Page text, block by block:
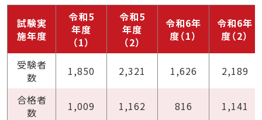
試験実
施年度
令和5
年度
（1）
令和5
年度
（2）
令和6年
度（1）
令和6年
度（2）
受験者
数
1,850 2,321 1,626 2,189
合格者
数
1,009 1,162 816 1,141